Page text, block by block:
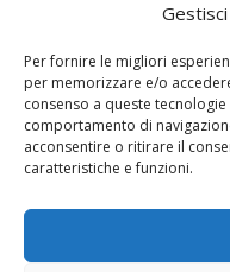
Per fornire le migliori
per memorizzare e/o
consenso a queste
comportamento di
acconsentire o ritirare il
caratteristiche e funzioni.

alla Newsletter